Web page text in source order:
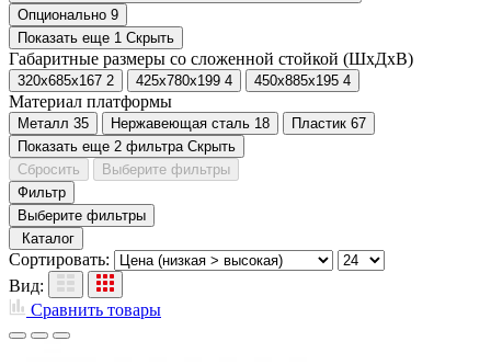
Опционально 9
Показать еще 1 Скрыть
Габаритные размеры со сложенной стойкой (ШхДхВ)
320х685х167 2 425х780х199 4 450х885х195 4
Материал платформы
Металл 35 Нержавеющая сталь 18 Пластик 67
Показать еще 2 фильтра Скрыть
Сбросить
Выберите фильтры
Фильтр
Выберите фильтры
Каталог
Сортировать:
Вид:
Сравнить товары